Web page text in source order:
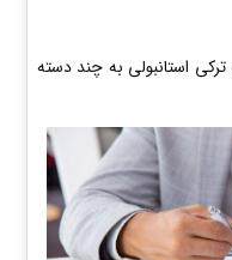
استانبولی به چند دسته